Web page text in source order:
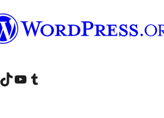
na Instagramie
konto na LinkedIn
Odwiedź naszego TikToka
Odwiedź nasz kanał YouTube
Odwiedź naszego Tumblra